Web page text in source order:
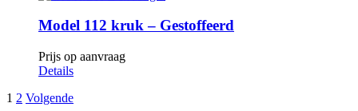
Model 112 kruk – Gestoffeerd
Prijs op aanvraag
Details
1 2 Volgende